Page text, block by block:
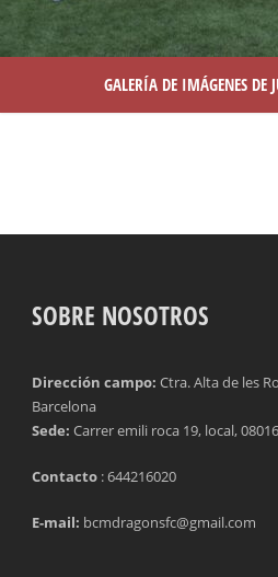
GALERÍA DE IMÁGENES DE
SOBRE NOSOTROS
Dirección campo: Ctra. Alta de les
Barcelona
Sede: Carrer emili roca 19, local,
Contacto : 644216020
E-mail: bcmdragonsfc@gmail.com